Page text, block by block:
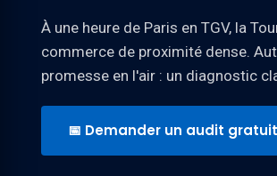
À une heure de Paris en TGV, la
commerce de proximité dense.
promesse en l'air : un diagnostic
📅 Demander un audit gratuit